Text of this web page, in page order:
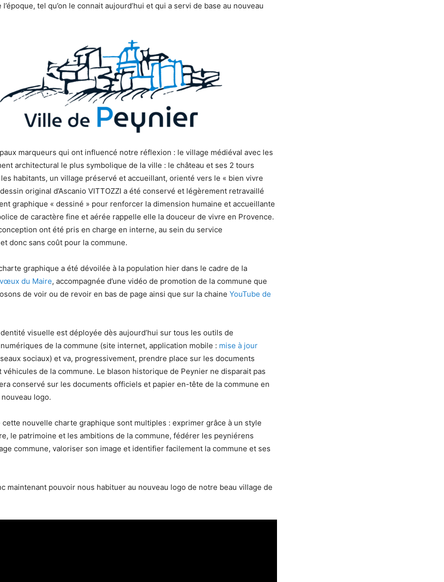
tel qu’on le connait aujourd’hui et qui a servi de base au nouveau
marqueurs qui ont influencé notre réflexion : le village médiéval avec les
architectural le plus symbolique de la ville : le château et ses 2 tours
habitants, un village préservé et accueillant, orienté vers le « bien vivre
original d’Ascanio VITTOZZI a été conservé et légèrement retravaillé
graphique « dessiné » pour renforcer la dimension humaine et accueillante
de caractère fine et aérée rappelle elle la douceur de vivre en Provence.
ont été pris en charge en interne, au sein du service
donc sans coût pour la commune.
graphique a été dévoilée à la population hier dans le cadre de la
du Maire, accompagnée d’une vidéo de promotion de la commune que
de voir ou de revoir en bas de page ainsi que sur la chaine YouTube de
visuelle est déployée dès aujourd’hui sur tous les outils de
de la commune (site internet, application mobile : mise à jour
sociaux) et va, progressivement, prendre place sur les documents
de la commune. Le blason historique de Peynier ne disparait pas
conservé sur les documents officiels et papier en-tête de la commune en
logo.
cette nouvelle charte graphique sont multiples : exprimer grâce à un style
le patrimoine et les ambitions de la commune, fédérer les peyniérens
commune, valoriser son image et identifier facilement la commune et ses
maintenant pouvoir nous habituer au nouveau logo de notre beau village de